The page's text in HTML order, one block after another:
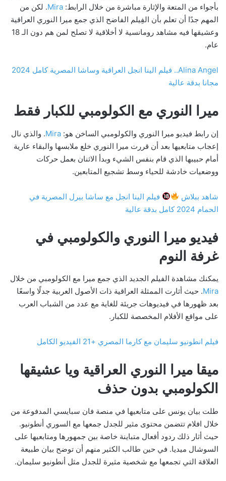
بأجواء من المتعة والإثارة مباشرة من خلال الرابط: Mira. لكن من
المهم جدًا أن تعلم بأن الفِيلم الفاضح الذي جمع ميرا النوري العراقية
وعشيقها فيه مشاهد رومانسية لا أخلاقية لا تصلح لمن هم دون الـ 18
عام.
Alina Angel.. فيلم الينا انجل العراقية وساشا المصرية كامل 2024
مجانا بدقة عالية
ميرا النوري مع الكولومبي للكبار فقط
إن رابط فيديو ميرا النوري والكولومبي الساخن هو: Mira. والذي نال
إعجاب متابعيها بعد أن قررت ميرا النوري خلع ملابسها والبقاء عارية
أمام حبيبها الذي قام بنفس الشيء وبدأ الاثنان بعمل حركات
ووضعيات خادشة للحياء وسط تشجيع المتابعين.
شاهد ببلاش
فيلم الينا انجل مع ساشا بيرل المصرية في
الحمام 2024 كامل بدقة عالية
فيديو ميرا النوري والكولومبي في
غرفة النوم
يمكنك مشاهدة الفيلم الجديد الذي جمع ميرا مع الكولومبي من خلال
Mira. حيث أثارت الممثلة العراقية ذات الأصول العربية جدلًا واسعًا
بعد ظهورها في فيديوهات جريئة للغاية مع عدد من الشباب العرب
على مواقع الأفلام المخصصة للكبار.
فيلم انطونيو سليمان مع كارما المصري +21 الفيديو الكامل
ميقا ميرا النوري العراقية ويا عشيقها
الكولومبي بدون حذف
طلت بيان يونس على متابعيها في منصة فان سبايسي المدفوعة من
خلال افلام تتضمن محتوى مثير للجدل جمعها مع السوري أنطونيو.
حيث أثار ذلك ردود أفعال متباينة خاصة بين جمهورها ومتابعيها على
السوشال ميديا. في حين طالب الكثير منهم أن توضح بيان طبيعة
العلاقة التي تجمعها مع شخصية مثيرة للجدل مثل أنطونيو سليمان.